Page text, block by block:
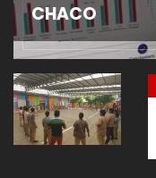
CHACO